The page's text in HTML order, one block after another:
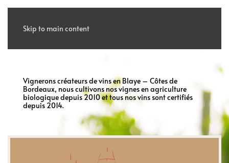
Skip to main content
Vignerons créateurs de vins en Blaye – Côtes de
Bordeaux, nous cultivons nos vignes en agriculture
biologique depuis 2010 et tous nos vins sont certifiés
depuis 2014.